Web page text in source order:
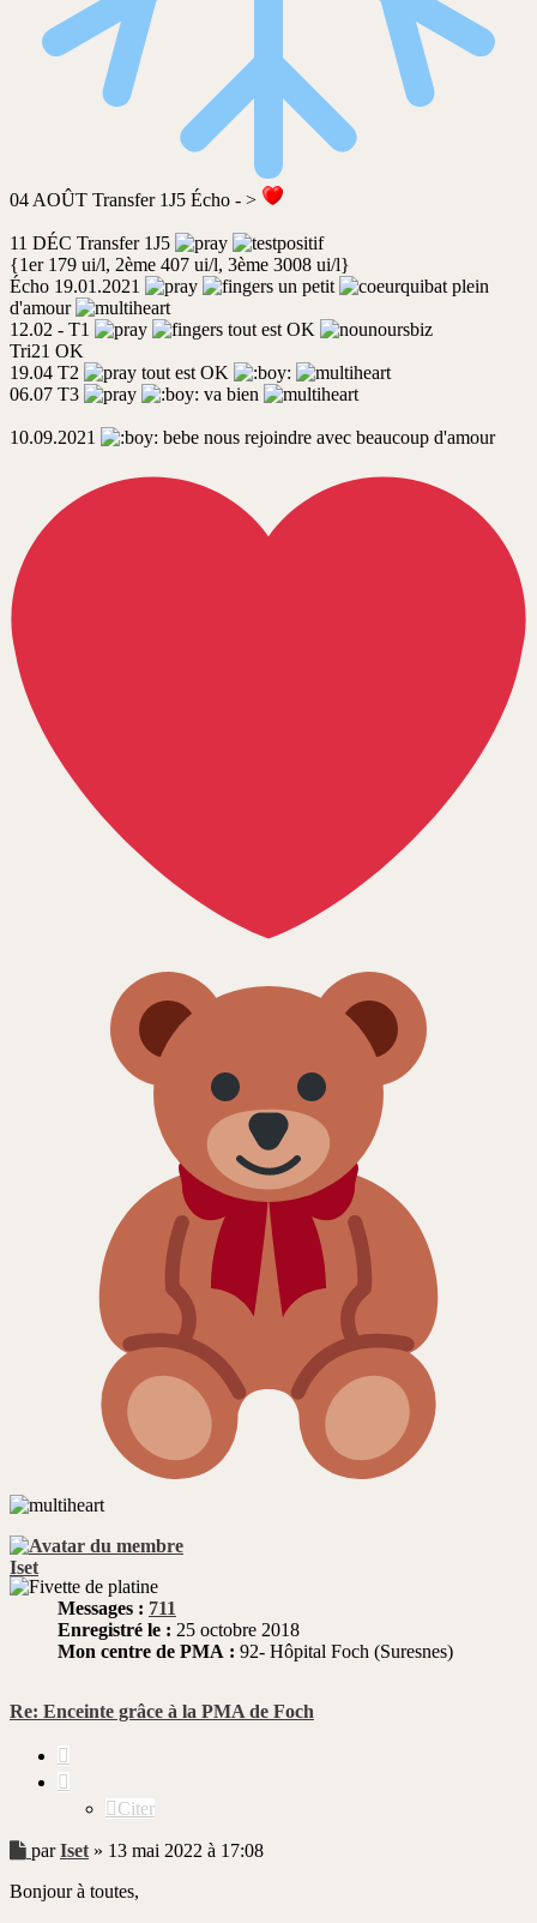
04 AOÛT Transfer 1J5 Écho - >
11 DÉC Transfer 1J5
{1er 179 ui/l, 2ème 407 ui/l, 3ème 3008 ui/l}
Écho 19.01.2021
un petit
plein
d'amour
12.02 - T1
tout est OK
Tri21 OK
19.04 T2
tout est OK
06.07 T3
va bien
10.09.2021 bebe nous rejoindre avec beaucoup d'amour
Iset
Messages : 711
Enregistré le : 25 octobre 2018
Mon centre de PMA : 92- Hôpital Foch (Suresnes)
Re: Enceinte grâce à la PMA de Foch
Citer
Message
lu
parIset » 13 mai 2022 à 17:08
Bonjour à toutes,